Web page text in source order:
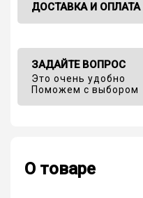
ДОСТАВКА И ОПЛАТА
ЗАДАЙТЕ ВОПРОС
Это очень удобно
Поможем с выбором
О товаре